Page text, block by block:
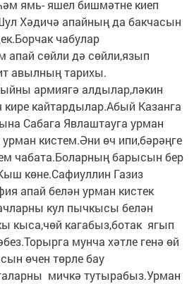
ямь- яшел бишмәтне киеп
Хәдичә апайның да бакчасын
чабулар
апай сөйли дә сөйли,язып
авылның тарихы.
армиягә алдылар,ләкин
кире кайтардылар.Абый Казанга
Сабага Явлаштауга урман
кистем.Әни өч ипи,бәрәңге
чабата.Боларның барысын бер
көне.Сафиуллин Газиз
апай белән урман кистек
кул пычкысы белән
кыса,чөй кагабыз,ботак ягып
мунча хәтле генә өй
өчен төрле бау
мичкә тутырабыз.Урман